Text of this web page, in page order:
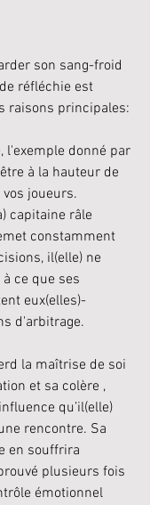
son sang-froid
réfléchie est
raisons principales:
l'exemple donné par
à la hauteur de
joueurs.
capitaine râle
constamment
il(elle) ne
ce que ses
eux(elles)-
d'arbitrage.
la maîtrise de soi
et sa colère ,
qu’il(elle)
rencontre. Sa
en souffrira
plusieurs fois
émotionnel